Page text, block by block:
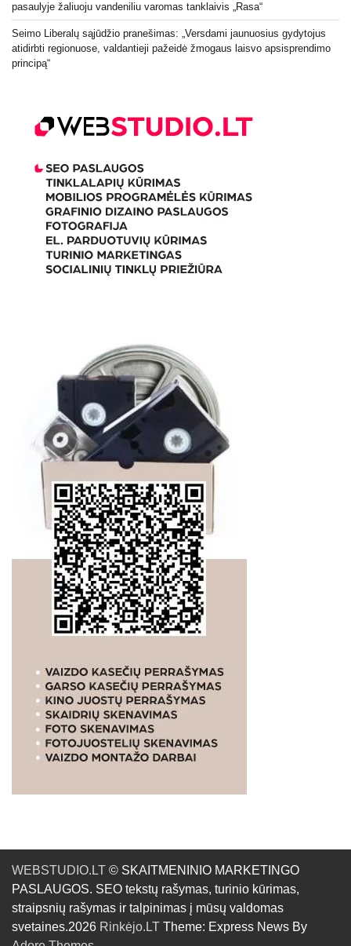
pasaulyje žaliuoju vandeniliu varomas tanklaivis „Rasa“
Seimo Liberalų sąjūdžio pranešimas: „Versdami jaunuosius gydytojus
atidirbti regionuose, valdantieji pažeidė žmogaus laisvo apsisprendimo
principą“
WEBSTUDIO.LT © SKAITMENINIO MARKETINGO
PASLAUGOS. SEO tekstų rašymas, turinio kūrimas,
straipsnių rašymas ir talpinimas į mūsų valdomas
svetaines.2026 Rinkėjo.LT Theme: Express News By